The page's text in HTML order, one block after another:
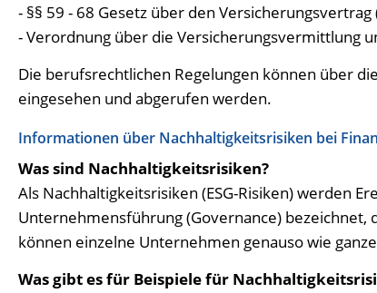
- §§ 59 - 68 Gesetz über den Versicherungsvertrag
- Verordnung über die Versicherungsvermittlung
Die berufsrechtlichen Regelungen können über
eingesehen und abgerufen werden.
Informationen über Nachhaltigkeitsrisiken bei
Was sind Nachhaltigkeitsrisiken?
Als Nachhaltigkeitsrisiken (ESG-Risiken) werden
Unternehmensführung (Governance)
können einzelne Unternehmen genauso wie
Was gibt es für Beispiele für